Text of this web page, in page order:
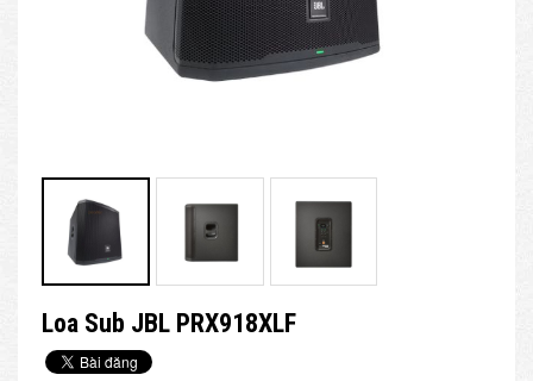
Loa Sub JBL PRX918XLF